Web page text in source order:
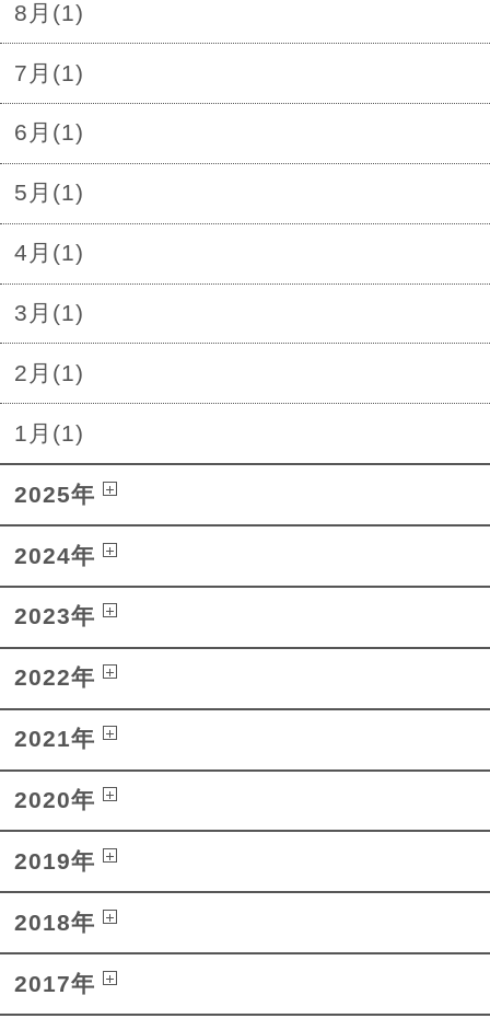
8月(1)
7月(1)
6月(1)
5月(1)
4月(1)
3月(1)
2月(1)
1月(1)
2025年
2024年
2023年
2022年
2021年
2020年
2019年
2018年
2017年